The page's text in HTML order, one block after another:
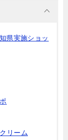
県実施ショッ
リーム